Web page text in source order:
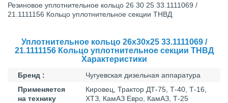
Резиновое уплотнительное кольцо 26 30 25 33.1111069 /
21.1111156 Кольцо уплотнительное секции ТНВД
Уплотнительное кольцо 26х30х25 33.1111069 /
21.1111156 Кольцо уплотнительное секции ТНВД
Характеристики
Бренд :
Чугуевская дизельная аппаратура
Применяется
на технику
Кировец, Трактор ДТ-75, Т-40, Т-16,
ХТЗ, КамАЗ Евро, КамАЗ, Т-25